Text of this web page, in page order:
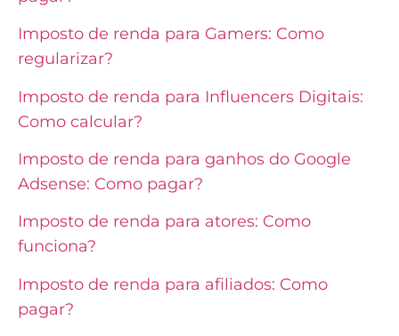
Imposto de renda para Gamers: Como
regularizar?
Imposto de renda para Influencers Digitais:
Como calcular?
Imposto de renda para ganhos do Google
Adsense: Como pagar?
Imposto de renda para atores: Como
funciona?
Imposto de renda para afiliados: Como
pagar?